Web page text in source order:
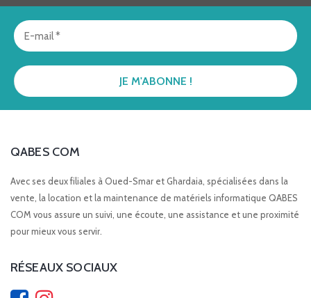
QABES COM
Avec ses deux filiales à Oued-Smar et Ghardaia, spécialisées dans la
vente, la location et la maintenance de matériels informatique QABES
COM vous assure un suivi, une écoute, une assistance et une proximité
pour mieux vous servir.
RÉSEAUX SOCIAUX